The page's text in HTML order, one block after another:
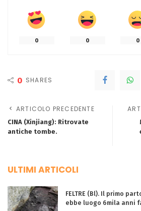
0 0 0
0 SHARES
ARTICOLO PRECEDENTE
CINA (Xinjiang): Ritrovate
antiche tombe.
ULTIMI ARTICOLI
FELTRE (Bl). Il primo
ebbe luogo 6mila anni